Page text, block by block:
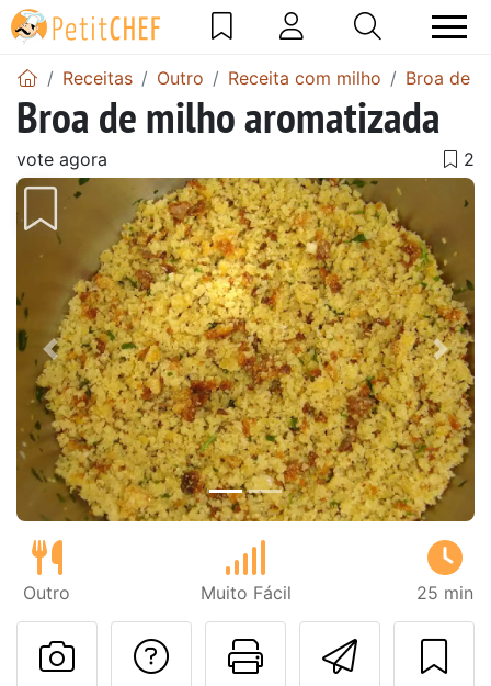
Receitas Outro Receita com milho Broa de
Broa de milho aromatizada
vote agora
Anterior Next
Outro Muito Fácil 25 min
Imprima
Falar com o autor